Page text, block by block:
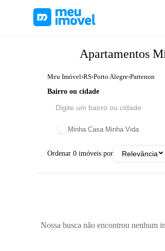
Apartamentos
Meu Imóvel›RS›Porto Alegre›Partenon
Bairro ou cidade
Minha Casa Minha Vida
Ordenar 0 imóveis por Relevância
Nossa busca não encontrou nenhum